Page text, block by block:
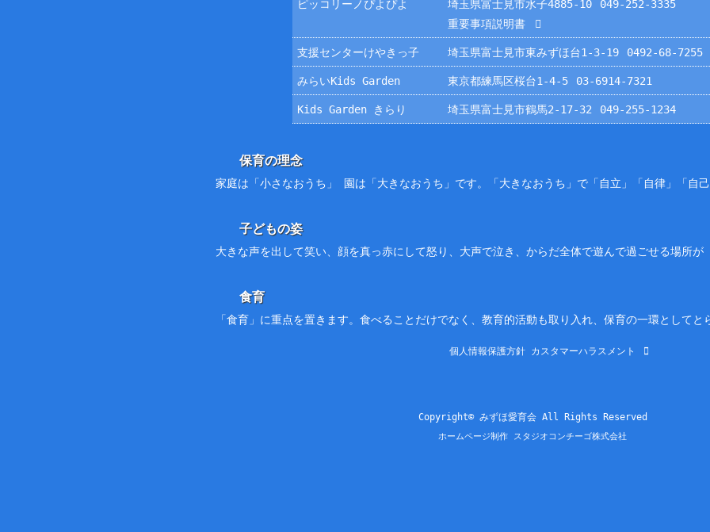
ピッコリーノぴよぴよ 埼玉県富士見市水子4885-10
049-252-3335
重要事項説明書
支援センターけやきっ子 埼玉県富士見市東みずほ台1-3-19 0492-68-7255
みらいKids Garden 東京都練馬区桜台1-4-5 03-6914-7321
Kids Garden きらり 埼玉県富士見市鶴馬2-17-32 049-255-1234
保育の理念
家庭は「小さなおうち」 園は「大きなおうち」です。「大きなおうち」で「自立」「自律」「自
子どもの姿
大きな声を出して笑い、顔を真っ赤にして怒り、大声で泣き、からだ全体で遊んで過ごせる場所が
食育
「食育」に重点を置きます。食べることだけでなく、教育的活動も取り入れ、保育の一環としてと
個人情報保護方針 カスタマーハラスメント
Copyright© みずほ愛育会 All Rights Reserved
ホームページ制作 スタジオコンチーゴ株式会社